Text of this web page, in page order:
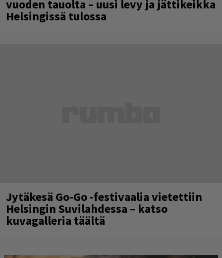
vuoden tauolta – uusi levy ja jättikeikka
Helsingissä tulossa
Jytäkesä Go-Go -festivaalia vietettiin
Helsingin Suvilahdessa – katso
kuvagalleria täältä